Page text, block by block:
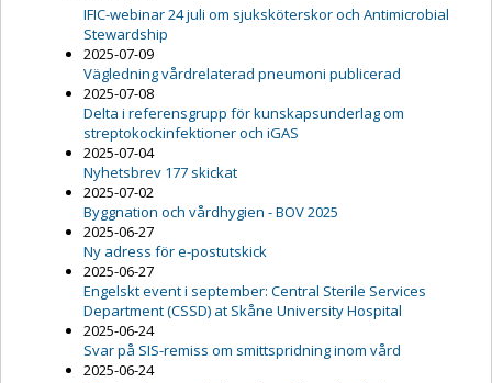
IFIC-webinar 24 juli om sjuksköterskor och Antimicrobial
Stewardship
2025-07-09
Vägledning vårdrelaterad pneumoni publicerad
2025-07-08
Delta i referensgrupp för kunskapsunderlag om
streptokockinfektioner och iGAS
2025-07-04
Nyhetsbrev 177 skickat
2025-07-02
Byggnation och vårdhygien - BOV 2025
2025-06-27
Ny adress för e-postutskick
2025-06-27
Engelskt event i september: Central Sterile Services
Department (CSSD) at Skåne University Hospital
2025-06-24
Svar på SIS-remiss om smittspridning inom vård
2025-06-24